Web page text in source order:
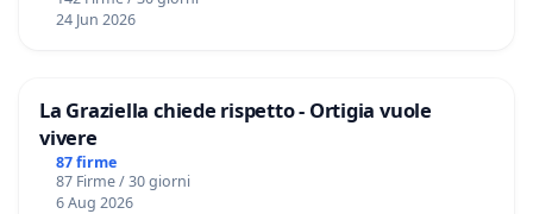
24 Jun 2026
La Graziella chiede rispetto - Ortigia vuole
vivere
87 firme
87 Firme / 30 giorni
6 Aug 2026